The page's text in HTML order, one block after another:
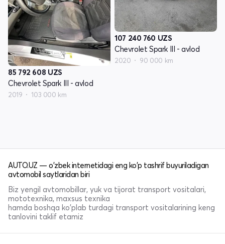
85 792 608 UZS
Chevrolet Spark III - avlod
2019 103 000 km
107 240 760 UZS
Chevrolet Spark III - avlod
2020 90 000 km
AUTO.UZ — o'zbek internetidagi eng ko'p tashrif buyuriladigan
avtomobil saytlaridan biri
Biz yengil avtomobillar, yuk va tijorat transport vositalari,
mototexnika, maxsus texnika
hamda boshqa ko'plab turdagi transport vositalarining keng
tanlovini taklif etamiz